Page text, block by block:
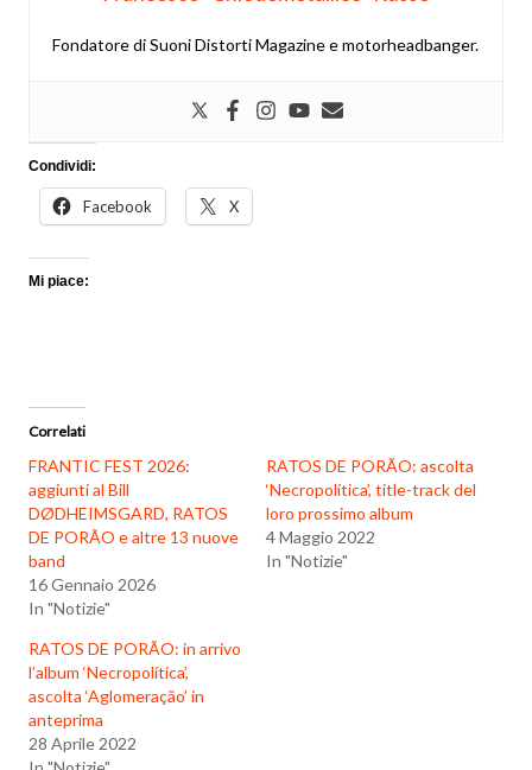
Fondatore di Suoni Distorti Magazine e motorheadbanger.
Condividi:
Facebook X
Mi piace:
Correlati
FRANTIC FEST 2026:
aggiunti al Bill
DØDHEIMSGARD, RATOS
DE PORÃO e altre 13 nuove
band
16 Gennaio 2026
In "Notizie"
RATOS DE PORÃO: ascolta
‘Necropolítica’, title-track del
loro prossimo album
4 Maggio 2022
In "Notizie"
RATOS DE PORÃO: in arrivo
l’album ‘Necropolítica’,
ascolta ‘Aglomeração’ in
anteprima
28 Aprile 2022